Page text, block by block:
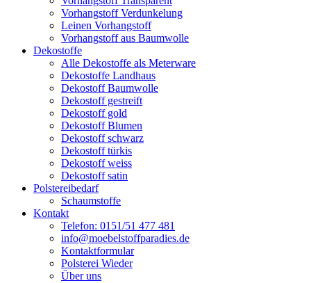
Vorhangstoff Verdunkelung
Leinen Vorhangstoff
Vorhangstoff aus Baumwolle
Dekostoffe
Alle Dekostoffe als Meterware
Dekostoffe Landhaus
Dekostoff Baumwolle
Dekostoff gestreift
Dekostoff gold
Dekostoff Blumen
Dekostoff schwarz
Dekostoff türkis
Dekostoff weiss
Dekostoff satin
Polstereibedarf
Schaumstoffe
Kontakt
Telefon: 0151/51 477 481
info@moebelstoffparadies.de
Kontaktformular
Polsterei Wieder
Über uns